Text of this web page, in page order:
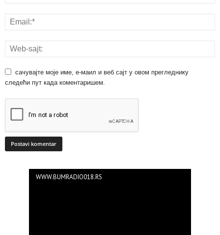
сачувајте моје име, е-маил и веб сајт у овом прегледнику
следећи пут када коментаришем.
WWW.BUMRADIO018.RS